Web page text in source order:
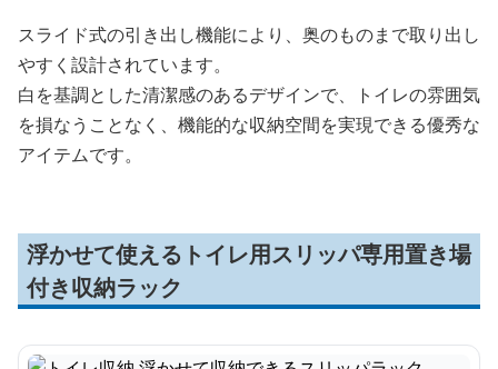
スライド式の引き出し機能により、奥のものまで取り出し
やすく設計されています。
白を基調とした清潔感のあるデザインで、トイレの雰囲気
を損なうことなく、機能的な収納空間を実現できる優秀な
アイテムです。
浮かせて使えるトイレ用スリッパ専用置き場
付き収納ラック